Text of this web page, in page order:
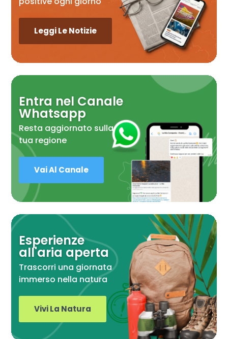
Leggi Le Notizie
Entra nel Canale
Whatsapp
Resta aggiornato sulla
tua regione
Vai Al Canale
Esperienze
all'aria aperta
Trascorri una giornata
immerso nella natura
Vivi La Natura